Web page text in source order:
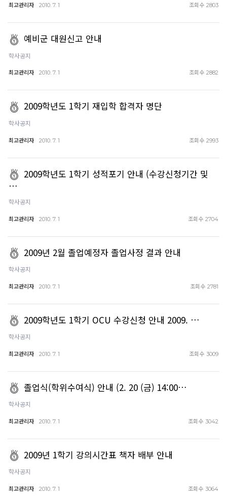
최고관리자 2010. 7. 1 조회수 2803
예비군 대원신고 안내
학사공지
최고관리자 2010. 7. 1 조회수 2882
2009학년도 1학기 재입학 합격자 명단
학사공지
최고관리자 2010. 7. 1 조회수 2993
2009학년도 1학기 성적포기 안내 (수강신청기간 및
…
학사공지
최고관리자 2010. 7. 1 조회수 2704
2009년 2월 졸업예정자 졸업사정 결과 안내
학사공지
최고관리자 2010. 7. 1 조회수 2781
2009학년도 1학기 OCU 수강신청 안내 2009. …
학사공지
최고관리자 2010. 7. 1 조회수 3009
졸업식(학위수여식) 안내 (2. 20 (금) 14:00…
학사공지
최고관리자 2010. 7. 1 조회수 3042
2009년 1학기 강의시간표 책자 배부 안내
학사공지
최고관리자 2010. 7. 1 조회수 3064